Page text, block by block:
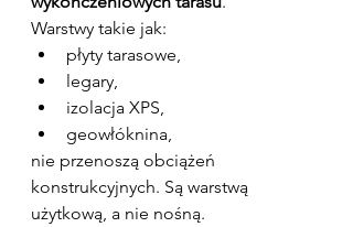
Warstwy takie jak:
płyty tarasowe,
legary,
izolacja XPS,
geowłóknina,
nie przenoszą obciążeń
konstrukcyjnych. Są warstwą
użytkową, a nie nośną.